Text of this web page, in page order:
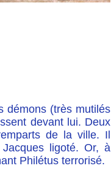
démons (très mutilés
devant lui. Deux
de la ville. Il
ligoté. Or, à
Philétus terrorisé.